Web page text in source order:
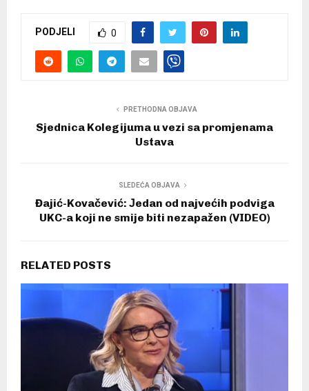
PODJELI 0
PRETHODNA OBJAVA
Sjednica Kolegijuma u vezi sa promjenama
Ustava
SLEDEĆA OBJAVA
Đajić-Kovačević: Јedan od najvećih podviga
UKC-a koji ne smije biti nezapažen (VIDEO)
RELATED POSTS